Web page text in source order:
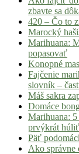
zbavte sa
420 – Čo to
Marocký
Marihuana:
popasovať
Konopné
Fajčenie
slovník –
Máš sakra
Domáce
Marihuana:
prvýkrát húliť
Päť
Ako správne